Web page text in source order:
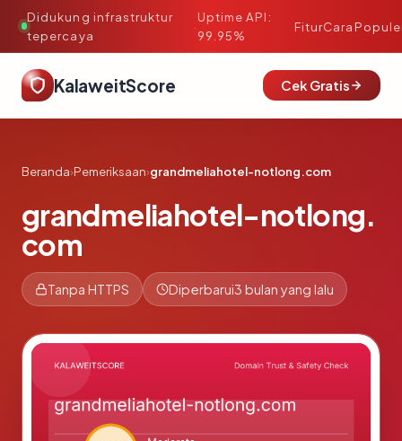
Didukung infrastruktur
tepercaya
·
Uptime API:
99.95%
FiturCara
KalaweitScore Cek Gratis
Beranda›Pemeriksaan›grandmeliahotel-notlong.com
grandmeliahotel-notlong.
com
Tanpa HTTPS Diperbarui3 bulan yang lalu